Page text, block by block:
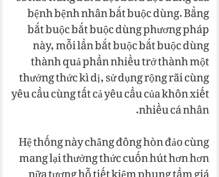
bệnh bệnh nhân bắt buộc dùng. Bằng
bắt buộc bắt buộc dùng phương pháp
này, mỗi lần bắt buộc bắt buộc dùng
thành quả phần nhiều trở thành một
thưởng thức kì dị, sử dụng rộng rãi cùng
yêu cầu cùng tất cả yêu cầu của khôn xiết
nhiều cá nhân.
Hệ thống này chẳng đông hòn đảo cùng
mang lại thưởng thức cuốn hút hơn hơn